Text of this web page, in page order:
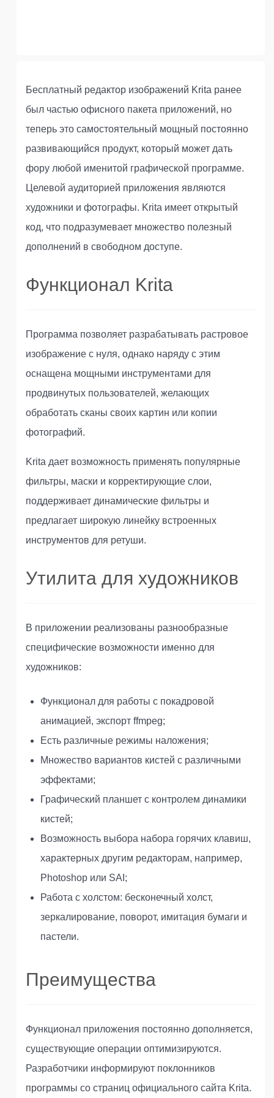
Бесплатный редактор изображений Krita ранее
был частью офисного пакета приложений, но
теперь это самостоятельный мощный постоянно
развивающийся продукт, который может дать
фору любой именитой графической программе.
Целевой аудиторией приложения являются
художники и фотографы. Krita имеет открытый
код, что подразумевает множество полезный
дополнений в свободном доступе.
Функционал Krita
Программа позволяет разрабатывать растровое
изображение с нуля, однако наряду с этим
оснащена мощными инструментами для
продвинутых пользователей, желающих
обработать сканы своих картин или копии
фотографий.
Krita дает возможность применять популярные
фильтры, маски и корректирующие слои,
поддерживает динамические фильтры и
предлагает широкую линейку встроенных
инструментов для ретуши.
Утилита для художников
В приложении реализованы разнообразные
специфические возможности именно для
художников:
Функционал для работы с покадровой
анимацией, экспорт ffmpeg;
Есть различные режимы наложения;
Множество вариантов кистей с различными
эффектами;
Графический планшет с контролем динамики
кистей;
Возможность выбора набора горячих клавиш,
характерных другим редакторам, например,
Photoshop или SAI;
Работа с холстом: бесконечный холст,
зеркалирование, поворот, имитация бумаги и
пастели.
Преимущества
Функционал приложения постоянно дополняется,
существующие операции оптимизируются.
Разработчики информируют поклонников
программы со страниц официального сайта Krita.